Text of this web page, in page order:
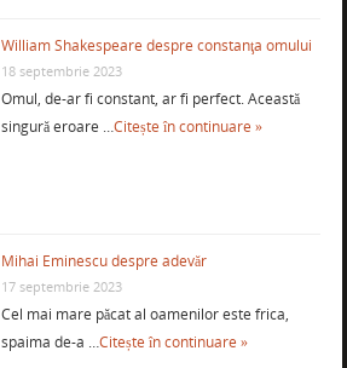
William Shakespeare despre constanţa omului
18 septembrie 2023
Omul, de-ar fi constant, ar fi perfect. Această
singură eroare …Citește în continuare »
Mihai Eminescu despre adevăr
17 septembrie 2023
Cel mai mare păcat al oamenilor este frica,
spaima de-a …Citește în continuare »